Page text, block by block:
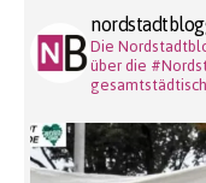
Die
über die